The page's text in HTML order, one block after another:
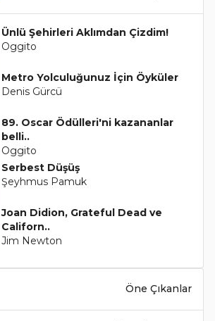
Ünlü Şehirleri Aklımdan Çizdim!
Oggito
Metro Yolculuğunuz İçin Öyküler
Denis Gürcü
89. Oscar Ödülleri'ni kazananlar
belli..
Oggito
Serbest Düşüş
Şeyhmus Pamuk
Joan Didion, Grateful Dead ve
Californ..
Jim Newton
Öne Çıkanlar